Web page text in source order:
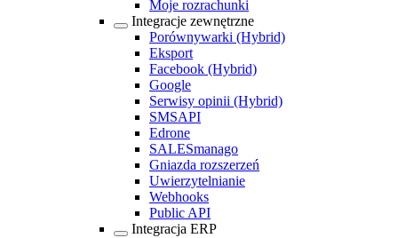
Moje rozrachunki
Integracje zewnętrzne
Porównywarki (Hybrid)
Eksport
Facebook (Hybrid)
Google
Serwisy opinii (Hybrid)
SMSAPI
Edrone
SALESmanago
Gniazda rozszerzeń
Uwierzytelnianie
Webhooks
Public API
Integracja ERP